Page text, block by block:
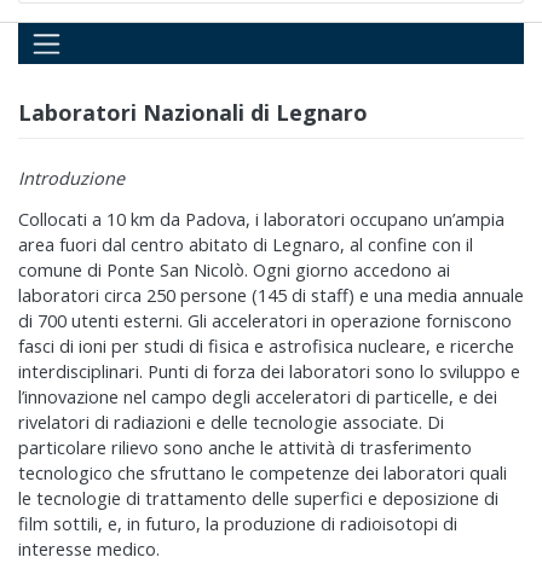
Laboratori Nazionali di Legnaro
Introduzione
Collocati a 10 km da Padova, i laboratori occupano un’ampia
area fuori dal centro abitato di Legnaro, al confine con il
comune di Ponte San Nicolò. Ogni giorno accedono ai
laboratori circa 250 persone (145 di staff) e una media annuale
di 700 utenti esterni. Gli acceleratori in operazione forniscono
fasci di ioni per studi di fisica e astrofisica nucleare, e ricerche
interdisciplinari. Punti di forza dei laboratori sono lo sviluppo e
l’innovazione nel campo degli acceleratori di particelle, e dei
rivelatori di radiazioni e delle tecnologie associate. Di
particolare rilievo sono anche le attività di trasferimento
tecnologico che sfruttano le competenze dei laboratori quali
le tecnologie di trattamento delle superfici e deposizione di
film sottili, e, in futuro, la produzione di radioisotopi di
interesse medico.